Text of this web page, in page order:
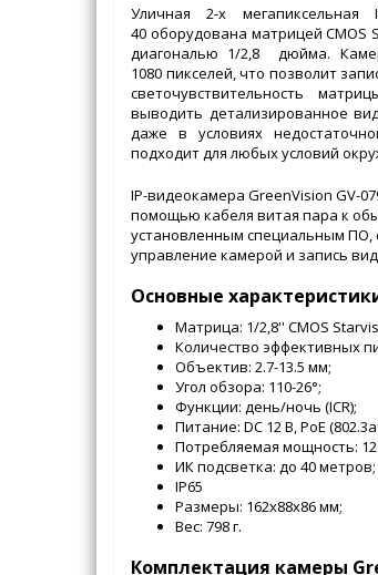
Уличная 2-х мегапиксельная
40 оборудована матрицей CMOS
диагональю 1/2,8 дюйма.
1080 пикселей, что позволит
светочувствительность
выводить детализированное
даже в условиях
подходит для любых условий
IP-видеокамера GreenVision GV-
помощью кабеля витая пара к
установленным специальным
управление камерой и запись
Основные
Матрица: 1/2,8'' CMOS
Количество эффективных
Объектив: 2.7-13.5 мм;
Угол обзора: 110-26°;
Функции: день/ночь (ICR);
Питание: DC 12 В, PoE
Потребляемая мощность: 12
ИК подсветка: до 40 метров;
IP65
Размеры: 162x88x86 мм;
Вес: 798 г.
Комплектация камеры